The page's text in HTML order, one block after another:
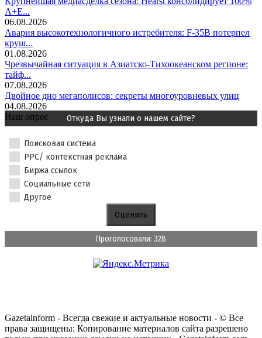
A+E...
06.08.2026
Авария высокотехнологичного истребителя: F-35B потерпел
круш...
01.08.2026
Чрезвычайная ситуация в Азиатско-Тихоокеанском регионе:
тайф...
07.08.2026
Двойное дно мегаполисов: секреты многоуровневых улиц
04.08.2026
Наш опрос
Откуда Вы узнали о нашем сайте?
Поисковая система
PPC/ контекстная реклама
Биржа ссылок
Социальные сети
Другое
Проголосовали: 328
Gazetainform - Всегда свежие и актуальные новости - © Все
права защищены: Копирование материалов сайта разрешено